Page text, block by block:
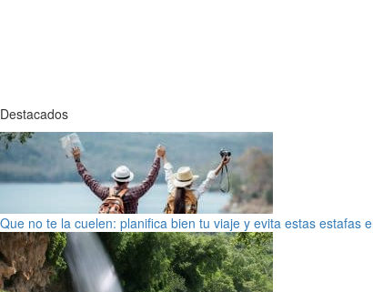
Destacados
Que no te la cuelen: planifica bien tu viaje y evita estas estafas